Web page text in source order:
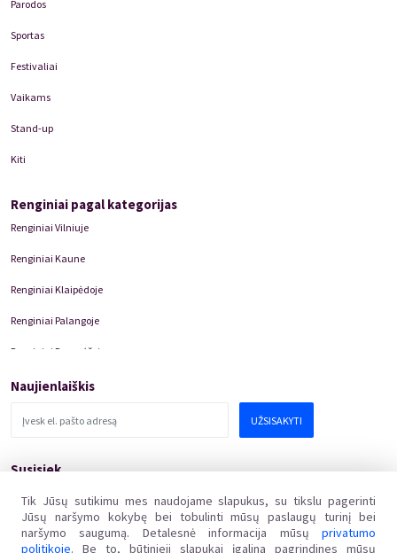
Tik Jūsų sutikimu mes naudojame slapukus, su tikslu pagerinti
Jūsų naršymo kokybę bei tobulinti mūsų paslaugų turinį bei
naršymo saugumą. Detalesnė informacija mūsų privatumo
politikoje. Be to, būtinieji slapukai įgalina pagrindines mūsų
Parodos
Sportas
Festivaliai
Vaikams
Stand-up
Kiti
Renginiai pagal kategorijas
Renginiai Vilniuje
Renginiai Kaune
Renginiai Klaipėdoje
Renginiai Palangoje
Renginiai Panevėžyje
Domino Teatro Spektakliai
Naujienlaiškis
UŽSISAKYTI
Susisiek
Adresas:Žalgirio g.135, LT-08217 Vilnius
Įmonės kodas:304769369